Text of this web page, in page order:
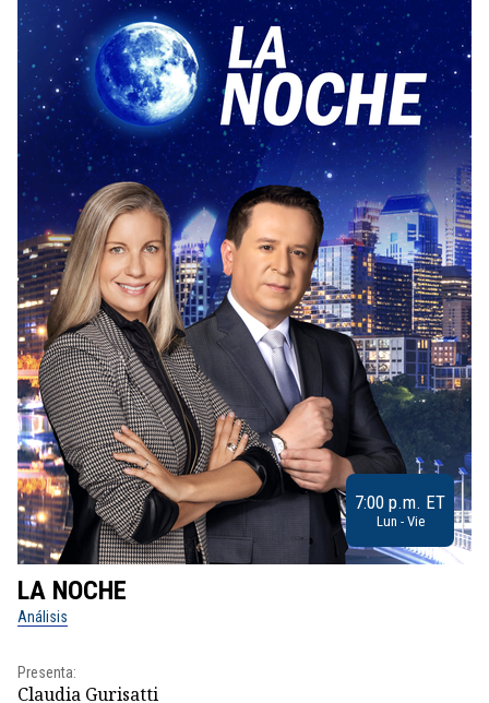
7:00 p.m. ET
Lun - Vie
LA NOCHE
Análisis
Presenta:
Claudia Gurisatti